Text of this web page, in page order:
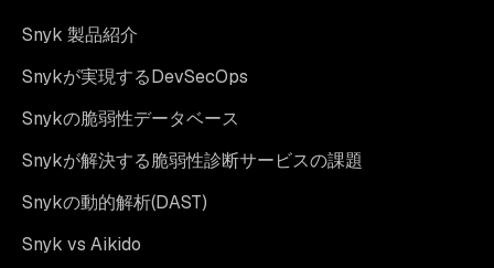
Snyk 製品紹介
Snykが実現するDevSecOps
Snykの脆弱性データベース
Snykが解決する脆弱性診断サービスの課題
Snykの動的解析(DAST)
Snyk vs Aikido